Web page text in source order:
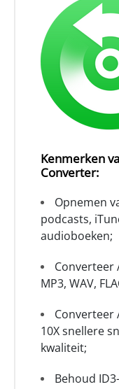
Kenmerken
Converter:
Opnemen
podcasts,
audioboeken;
Converteer
MP3, WAV,
Converteer
10X snellere
kwaliteit;
Behoud